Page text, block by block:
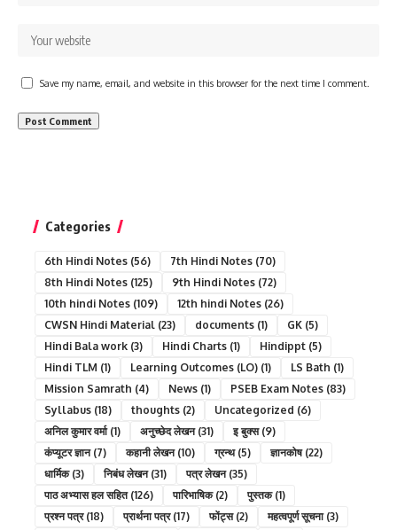
Save my name, email, and website in this browser for the next time I comment.
Categories
6th Hindi Notes (56) 7th Hindi Notes (70)
8th Hindi Notes (125) 9th Hindi Notes (72)
10th hindi Notes (109) 12th hindi Notes (26)
CWSN Hindi Material (23) documents (1) GK (5)
Hindi Bala work (3) Hindi Charts (1) Hindippt (5)
Hindi TLM (1) Learning Outcomes (LO) (1) LS Bath (1)
Mission Samrath (4) News (1) PSEB Exam Notes (83)
Syllabus (18) thoughts (2) Uncategorized (6)
अनिल कुमार वर्मा(1) अनुच्छेद लेखन(31) इ बुक्स(9)
कंप्यूटर ज्ञान(7) कहानी लेखन(10) ग्रन्थ(5) ज्ञानकोष(22)
धार्मिक(3) निबंध लेखन(31) पत्र लेखन(35)
पाठ अभ्यास हल सहित(126) पारिभाषिक(2) पुस्तक(1)
प्रश्न पत्र(18) प्रार्थना पत्र(17) फोंट्स(2) महत्वपूर्ण सूचना(3)